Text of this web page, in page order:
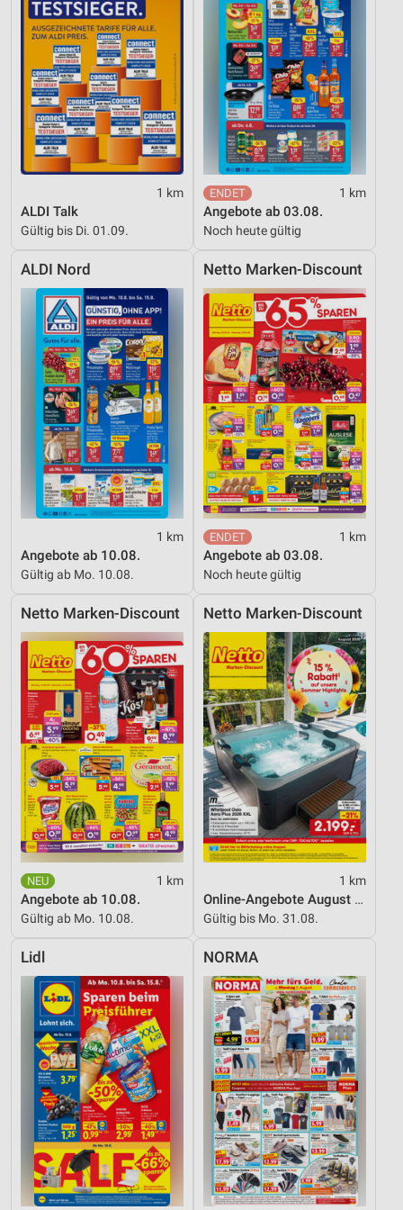
1 km
ALDI Talk
Gültig bis Di. 01.09.
1 km
Angebote ab 03.08.
Noch heute gültig
ALDI Nord
1 km
Angebote ab 10.08.
Gültig ab Mo. 10.08.
Netto Marken-Discount
1 km
Angebote ab 03.08.
Noch heute gültig
Netto Marken-Discount
1 km
Angebote ab 10.08.
Gültig ab Mo. 10.08.
Netto Marken-Discount
1 km
Online-Angebote August 2026
Gültig bis Mo. 31.08.
Lidl NORMA
Inhalten
IAB-Besonderheiten:
Verwendung genauer Standortdaten
Geräte anhand von aktiv angeforderten
Informationen identifizieren
Nicht-IAB-Verarbeitungszwecke:
Performance
Werbung